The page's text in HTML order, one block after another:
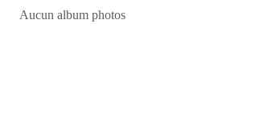
Aucun album photos